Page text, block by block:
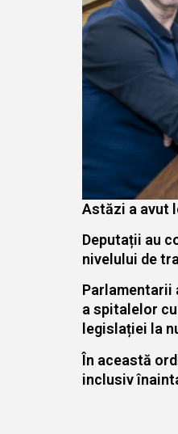
Astăzi a avut
Deputații au
nivelului de
Parlamentarii
a spitalelor
legislației la
În această
inclusiv